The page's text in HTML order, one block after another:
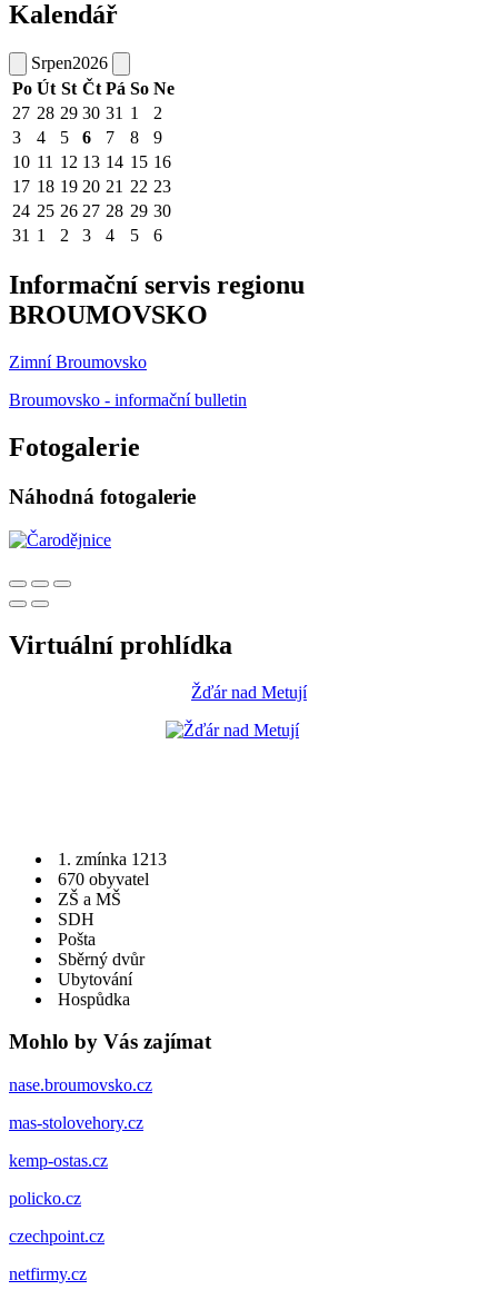
Kalendář
Srpen2026
Po Út St Čt Pá So Ne
27 28 29 30 31 1
2
3
4 5 6 7 8
9
10 11 12 13 14 15 16
17 18 19 20 21 22 23
24 25 26 27 28 29 30
31 1 2 3 4 5 6
Informační servis regionu
BROUMOVSKO
Zimní Broumovsko
Broumovsko - informační bulletin
Fotogalerie
Náhodná fotogalerie
Virtuální prohlídka
Žďár nad Metují
1. zmínka 1213
670 obyvatel
ZŠ a MŠ
SDH
Pošta
Sběrný dvůr
Ubytování
Hospůdka
Mohlo by Vás zajímat
nase.broumovsko.cz
mas-stolovehory.cz
kemp-ostas.cz
policko.cz
czechpoint.cz
netfirmy.cz